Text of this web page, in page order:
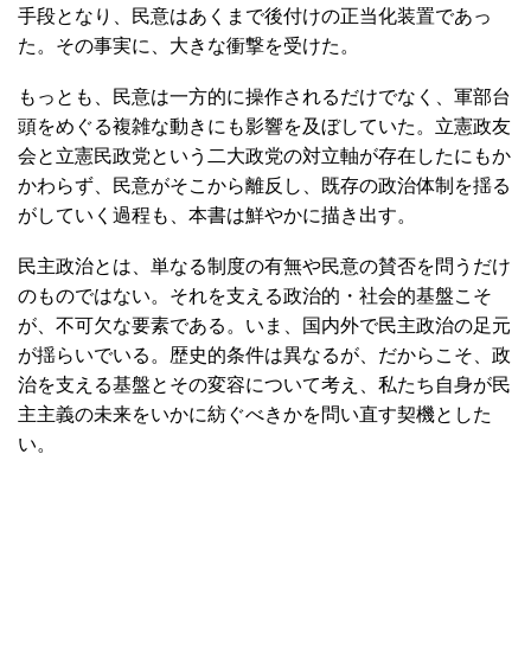
手段となり、民意はあくまで後付けの正当化装置であっ
た。その事実に、大きな衝撃を受けた。
もっとも、民意は一方的に操作されるだけでなく、軍部台
頭をめぐる複雑な動きにも影響を及ぼしていた。立憲政友
会と立憲民政党という二大政党の対立軸が存在したにもか
かわらず、民意がそこから離反し、既存の政治体制を揺る
がしていく過程も、本書は鮮やかに描き出す。
民主政治とは、単なる制度の有無や民意の賛否を問うだけ
のものではない。それを支える政治的・社会的基盤こそ
が、不可欠な要素である。いま、国内外で民主政治の足元
が揺らいでいる。歴史的条件は異なるが、だからこそ、政
治を支える基盤とその変容について考え、私たち自身が民
主主義の未来をいかに紡ぐべきかを問い直す契機とした
い。